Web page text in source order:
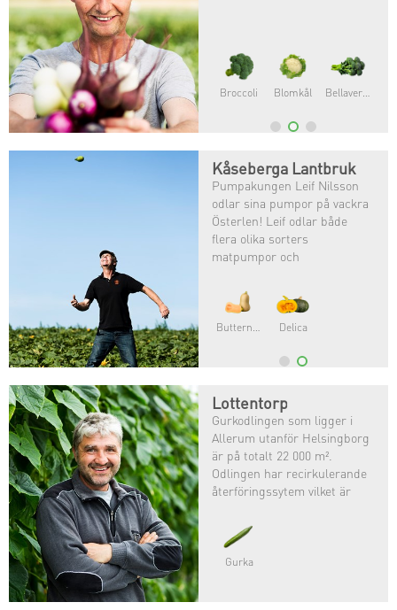
Broccoli Blomkål Bellaverde®
Kåseberga Lantbruk
Pumpakungen Leif Nilsson
odlar sina pumpor på vackra
Österlen! Leif odlar både
flera olika sorters
matpumpor och
Leif är född in i lantbruket
och har alltid tyckt att det
varit roligt och ville därför
Delica
Lottentorp
Gurkodlingen som ligger i
Allerum utanför Helsingborg
är på totalt 22 000 m².
Odlingen har recirkulerande
återföringssytem vilket är
miljö.
Gurka